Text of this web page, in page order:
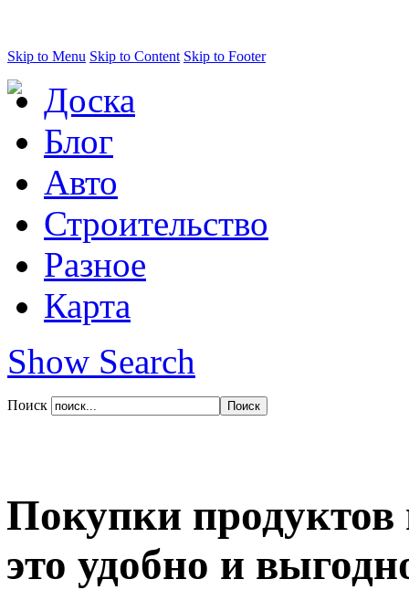
Skip to Menu Skip to Content Skip to Footer
Доска
Блог
Авто
Строительство
Разное
Карта
Show Search
Поиск
Покупки продуктов
это удобно и